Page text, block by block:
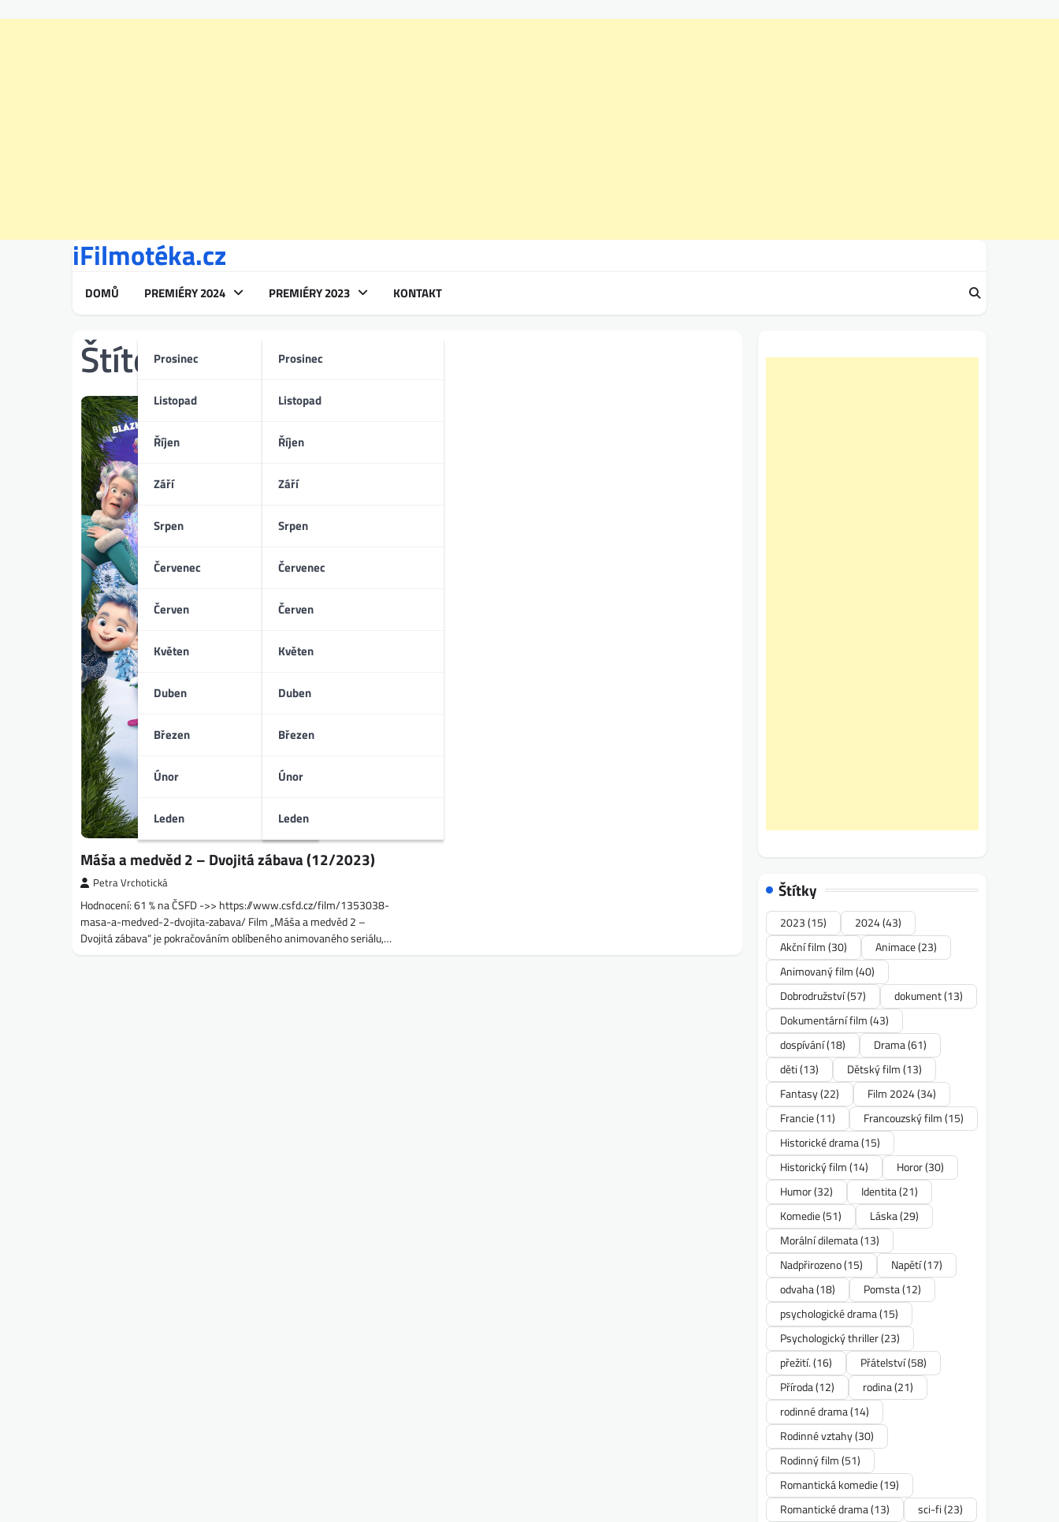
iFilmotéka.cz
DOMŮ PREMIÉRY 2024
Prosinec
Listopad
Říjen
Září
Srpen
Červenec
Červen
Květen
Duben
Březen
Únor
Leden
PREMIÉRY 2023
Prosinec
Listopad
Říjen
Září
Srpen
Červenec
Červen
Květen
Duben
Březen
Únor
Leden
KONTAKT
Štítek:Máša
Máša a medvěd 2 – Dvojitá zábava (12/2023)
Petra Vrchotická
Hodnocení: 61 % na ČSFD ->> https://www.csfd.cz/film/1353038-
masa-a-medved-2-dvojita-zabava/ Film „Máša a medvěd 2 –
Dvojitá zábava“ je pokračováním oblíbeného animovaného seriálu,…
Štítky
2023(15) 2024(43)
Akční film(30) Animace(23)
Animovaný film(40)
Dobrodružství(57) dokument(13)
Dokumentární film(43)
dospívání(18) Drama(61)
děti(13) Dětský film(13)
Fantasy(22) Film 2024(34)
Francie(11) Francouzský film(15)
Historické drama(15)
Historický film(14) Horor(30)
Humor(32) Identita(21)
Komedie(51) Láska(29)
Morální dilemata(13)
Nadpřirozeno(15) Napětí(17)
odvaha(18) Pomsta(12)
psychologické drama(15)
Psychologický thriller(23)
přežití.(16) Přátelství(58)
Příroda(12) rodina(21)
rodinné drama(14)
Rodinné vztahy(30)
Rodinný film(51)
Romantická komedie(19)
Romantické drama(13) sci-fi(23)